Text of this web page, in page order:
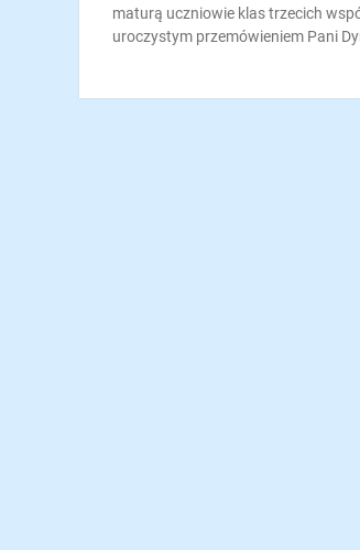
maturą uczniowie klas trzecich
uroczystym przemówieniem Pani